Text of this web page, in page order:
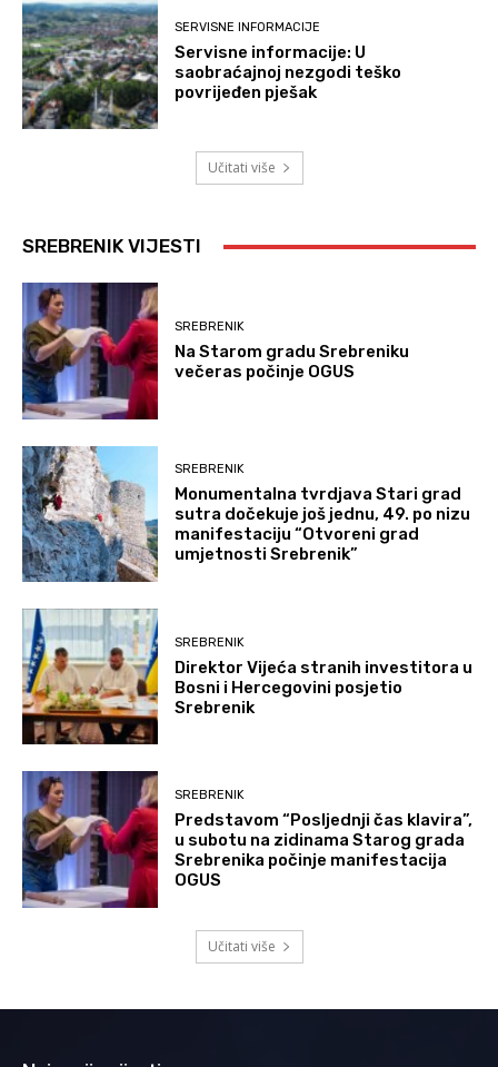
SERVISNE INFORMACIJE
Servisne informacije: U
saobraćajnoj nezgodi teško
povrijeđen pješak
Učitati više
SREBRENIK VIJESTI
SREBRENIK
Na Starom gradu Srebreniku
večeras počinje OGUS
SREBRENIK
Monumentalna tvrdjava Stari grad
sutra dočekuje još jednu, 49. po nizu
manifestaciju “Otvoreni grad
umjetnosti Srebrenik”
SREBRENIK
Direktor Vijeća stranih investitora u
Bosni i Hercegovini posjetio
Srebrenik
SREBRENIK
Predstavom “Posljednji čas klavira”,
u subotu na zidinama Starog grada
Srebrenika počinje manifestacija
OGUS
Učitati više